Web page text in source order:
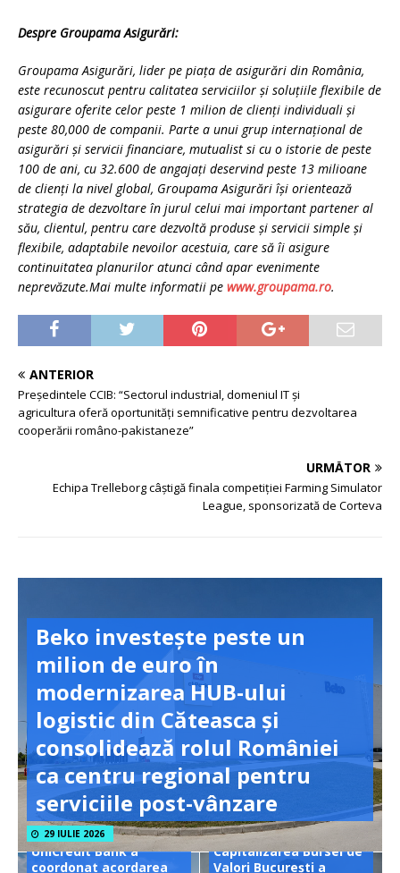
Despre Groupama Asigurări:
Groupama Asigurări, lider pe piaţa de asigurări din România,
este recunoscut pentru calitatea serviciilor şi soluţiile flexibile de
asigurare oferite celor peste 1 milion de clienţi individuali şi
peste 80,000 de companii. Parte a unui grup internaţional de
asigurări şi servicii financiare, mutualist si cu o istorie de peste
100 de ani, cu 32.600 de angajaţi deservind peste 13 milioane
de clienţi la nivel global, Groupama Asigurări îşi orientează
strategia de dezvoltare în jurul celui mai important partener al
său, clientul, pentru care dezvoltă produse şi servicii simple şi
flexibile, adaptabile nevoilor acestuia, care să îi asigure
continuitatea planurilor atunci când apar evenimente
neprevăzute.Mai multe informatii pe www.groupama.ro.
ANTERIOR
Președintele CCIB: “Sectorul industrial, domeniul IT și
agricultura oferă oportunități semnificative pentru dezvoltarea
cooperării româno-pakistaneze”
URMĂTOR
Echipa Trelleborg câștigă finala competiției Farming Simulator
League, sponsorizată de Corteva
Beko investește peste un
milion de euro în
modernizarea HUB-ului
logistic din Căteasca și
consolidează rolul României
ca centru regional pentru
serviciile post-vânzare
29 IULIE 2026
UniCredit Bank a
coordonat acordarea
Capitalizarea Bursei de
Valori București a